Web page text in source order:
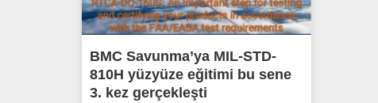
BMC Savunma’ya MIL-STD-
810H yüzyüze eğitimi bu sene
3. kez gerçekleşti